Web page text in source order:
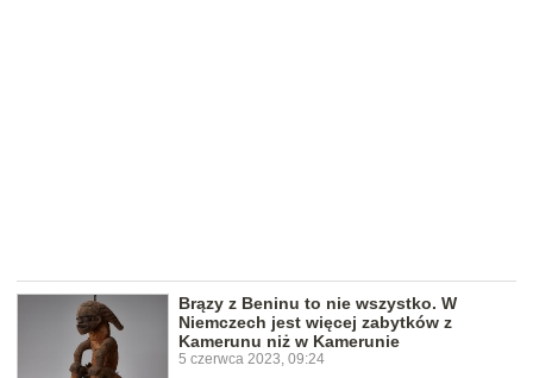
Brązy z Beninu to nie wszystko. W
Niemczech jest więcej zabytków z
Kamerunu niż w Kamerunie
5 czerwca 2023, 09:24